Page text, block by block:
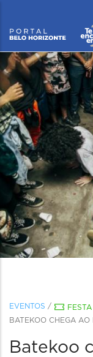
EVENTOS / FESTA
BATEKOO CHEGA AO
Batekoo